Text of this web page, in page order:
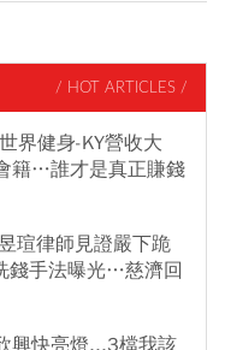
/ HOT ARTICLES /
界健身-KY營收大
籍…誰才是真正賺錢
瑄律師見證嚴下跪
錢手法曝光…慈濟回